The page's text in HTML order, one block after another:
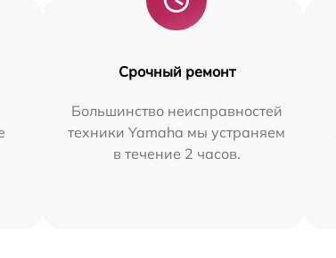
Срочный ремонт
Большинство неисправностей
техники Yamaha мы устраняем
в течение 2 часов.